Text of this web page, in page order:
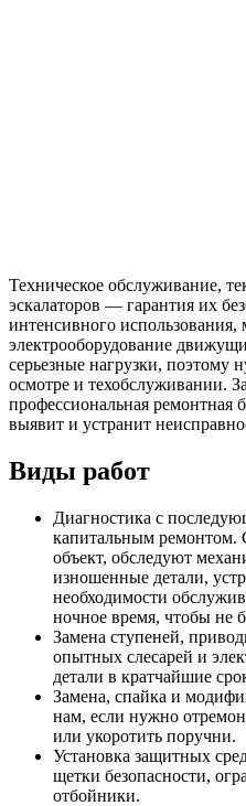
Техническое обслуживание,
эскалаторов — гарантия их
интенсивного
электрооборудование
серьезные нагрузки, поэтому
осмотре и техобслуживании.
профессиональная ремонтная
выявит и устранит
Виды работ
Диагностика с
капитальным ремонтом.
объект, обследуют
изношенные детали,
необходимости
ночное время, чтобы не
Замена ступеней,
опытных слесарей и
детали в кратчайшие
Замена, спайка и
нам, если нужно
или укоротить поручни.
Установка защитных
щетки безопасности,
отбойники.